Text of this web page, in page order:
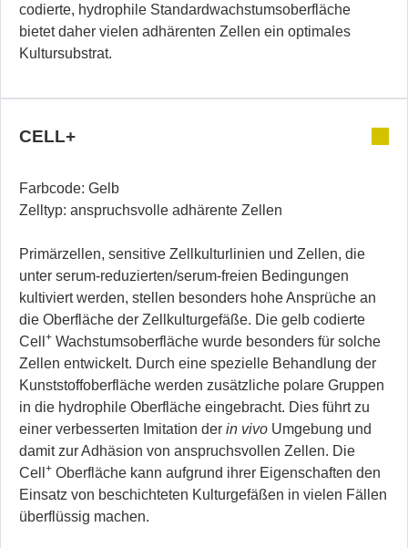
codierte, hydrophile Standardwachstumsoberfläche
bietet daher vielen adhärenten Zellen ein optimales
Kultursubstrat.
CELL+
Farbcode: Gelb
Zelltyp: anspruchsvolle adhärente Zellen
Primärzellen, sensitive Zellkulturlinien und Zellen, die
unter serum-reduzierten/serum-freien Bedingungen
kultiviert werden, stellen besonders hohe Ansprüche an
die Oberfläche der Zellkulturgefäße. Die gelb codierte
Cell + Wachstumsoberfläche wurde besonders für solche
Zellen entwickelt. Durch eine spezielle Behandlung der
Kunststoffoberfläche werden zusätzliche polare Gruppen
in die hydrophile Oberfläche eingebracht. Dies führt zu
einer verbesserten Imitation der in vivo Umgebung und
damit zur Adhäsion von anspruchsvollen Zellen. Die
Cell + Oberfläche kann aufgrund ihrer Eigenschaften den
Einsatz von beschichteten Kulturgefäßen in vielen Fällen
überflüssig machen.